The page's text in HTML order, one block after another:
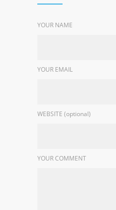
YOUR NAME
YOUR EMAIL
WEBSITE (optional)
YOUR COMMENT